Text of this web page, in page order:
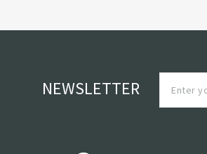
NEWSLETTER